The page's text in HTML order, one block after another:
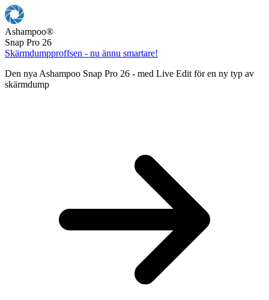
Ashampoo®
Snap Pro 26
Skärmdumpproffsen - nu ännu smartare!
Den nya Ashampoo Snap Pro 26 - med Live Edit för en ny typ av
skärmdump